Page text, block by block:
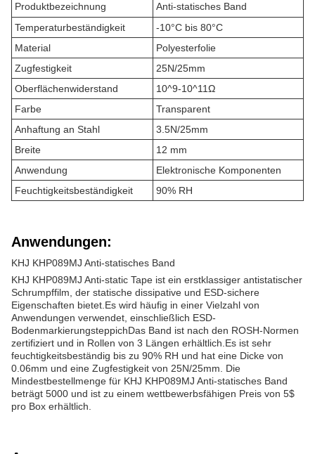
Produktbezeichnung
Anti-statisches Band
Temperaturbeständigkeit
-10°C bis 80°C
Material
Polyesterfolie
Zugfestigkeit
25N/25mm
Oberflächenwiderstand
10^9-10^11Ω
Farbe
Transparent
Anhaftung an Stahl
3.5N/25mm
Breite
12 mm
Anwendung
Elektronische Komponenten
Feuchtigkeitsbeständigkeit
90% RH
Anwendungen:
KHJ KHP089MJ Anti-statisches Band
KHJ KHP089MJ Anti-static Tape ist ein erstklassiger antistatischer
Schrumpffilm, der statische dissipative und ESD-sichere
Eigenschaften bietet.Es wird häufig in einer Vielzahl von
Anwendungen verwendet, einschließlich ESD-
BodenmarkierungsteppichDas Band ist nach den ROSH-Normen
zertifiziert und in Rollen von 3 Längen erhältlich.Es ist sehr
feuchtigkeitsbeständig bis zu 90% RH und hat eine Dicke von
0.06mm und eine Zugfestigkeit von 25N/25mm. Die
Mindestbestellmenge für KHJ KHP089MJ Anti-statisches Band
beträgt 5000 und ist zu einem wettbewerbsfähigen Preis von 5$
pro Box erhältlich.